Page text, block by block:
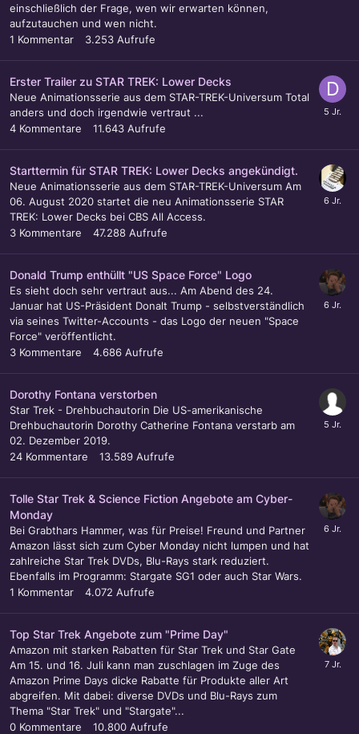
einschließlich der Frage, wen wir erwarten können,
aufzutauchen und wen nicht.
1 Kommentar 3.253 Aufrufe
Erster Trailer zu STAR TREK: Lower Decks
Neue Animationsserie aus dem STAR-TREK-Universum Total
anders und doch irgendwie vertraut ...
4 Kommentare 11.643 Aufrufe
Starttermin für STAR TREK: Lower Decks angekündigt.
Neue Animationsserie aus dem STAR-TREK-Universum Am
06. August 2020 startet die neu Animationsserie STAR
TREK: Lower Decks bei CBS All Access.
3 Kommentare 47.288 Aufrufe
Donald Trump enthüllt "US Space Force" Logo
Es sieht doch sehr vertraut aus... Am Abend des 24.
Januar hat US-Präsident Donalt Trump - selbstverständlich
via seines Twitter-Accounts - das Logo der neuen "Space
Force" veröffentlicht.
3 Kommentare 4.686 Aufrufe
Dorothy Fontana verstorben
Star Trek - Drehbuchautorin Die US-amerikanische
Drehbuchautorin Dorothy Catherine Fontana verstarb am
02. Dezember 2019.
24 Kommentare 13.589 Aufrufe
Tolle Star Trek & Science Fiction Angebote am Cyber-
Monday
Bei Grabthars Hammer, was für Preise! Freund und Partner
Amazon lässt sich zum Cyber Monday nicht lumpen und hat
zahlreiche Star Trek DVDs, Blu-Rays stark reduziert.
Ebenfalls im Programm: Stargate SG1 oder auch Star Wars.
1 Kommentar 4.072 Aufrufe
Top Star Trek Angebote zum "Prime Day"
Amazon mit starken Rabatten für Star Trek und Star Gate
Am 15. und 16. Juli kann man zuschlagen im Zuge des
Amazon Prime Days dicke Rabatte für Produkte aller Art
abgreifen. Mit dabei: diverse DVDs und Blu-Rays zum
Thema "Star Trek" und "Stargate"...
0 Kommentare 10.800 Aufrufe